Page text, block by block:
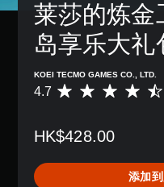
莱莎的炼金
岛享乐大礼
KOEI TECMO GAMES CO., LTD.
平
价
.
7
4.7
HK$428.00
添加